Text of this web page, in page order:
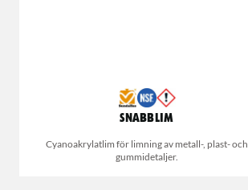
Snabblim
Cyanoakrylatlim för limning av metall-, plast- och
gummidetaljer.